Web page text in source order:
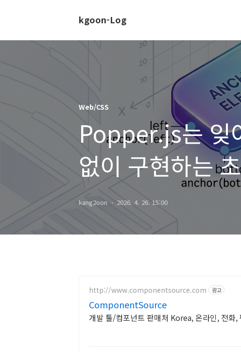
kgoon-Log
Web/CSS
Popper.js는 잊
없이 구현하는
Positioning
kang2oon 2026. 4. 26. 15:00
http://www.componentsource.com 광고
ComponentSource
개발 툴/컴포넌트 판매처 Korea, 온라인, 전화,